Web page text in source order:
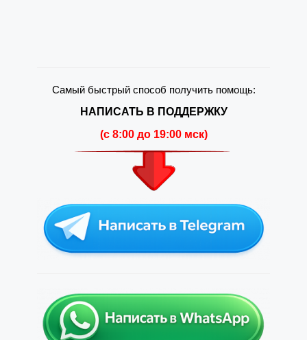
Самый быстрый способ получить помощь:
НАПИСАТЬ В ПОДДЕРЖКУ
(c 8:00 до 19:00 мск)